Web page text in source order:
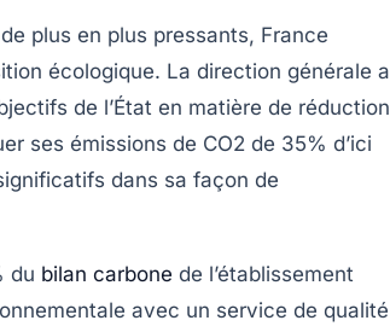
plus en plus pressants, France
écologique. La direction générale a
de l’État en matière de réduction
ses émissions de CO2 de 35% d’ici
dans sa façon de
du bilan carbone de l’établissement
avec un service de qualité